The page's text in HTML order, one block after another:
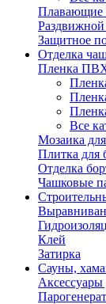
Плавающие
Защитное
Отделка
Пленка
Все
Мозаика
Плитка для
Отделка
Чашковые
Клей
Затирка
Сауны,
Аксессуары